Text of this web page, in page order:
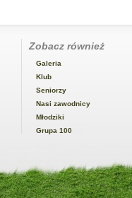
Zobacz również
Galeria
Klub
Seniorzy
Nasi zawodnicy
Młodziki
Grupa 100